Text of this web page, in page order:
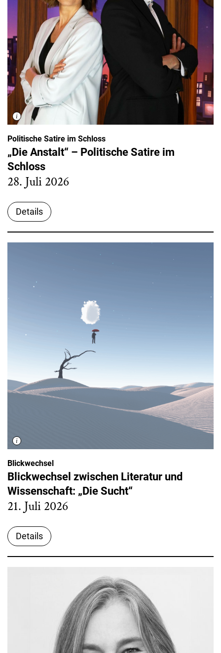
Politische Satire im Schloss
„Die Anstalt“ – Politische Satire im
Schloss
28. Juli 2026
Details
Blickwechsel
Blickwechsel zwischen Literatur und
Wissenschaft: „Die Sucht“
21. Juli 2026
Details